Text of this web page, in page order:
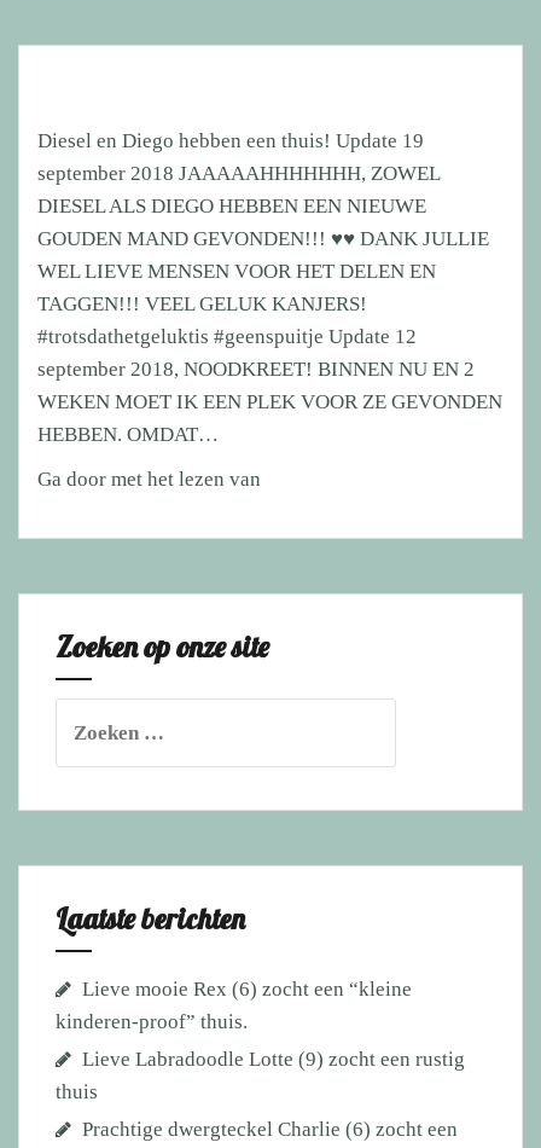
Diesel en Diego hebben een thuis! Update 19
september 2018 JAAAAAHHHHHHH, ZOWEL
DIESEL ALS DIEGO HEBBEN EEN NIEUWE
GOUDEN MAND GEVONDEN!!! ♥♥ DANK JULLIE
WEL LIEVE MENSEN VOOR HET DELEN EN
TAGGEN!!! VEEL GELUK KANJERS!
#trotsdathetgeluktis #geenspuitje Update 12
september 2018, NOODKREET! BINNEN NU EN 2
WEKEN MOET IK EEN PLEK VOOR ZE GEVONDEN
HEBBEN. OMDAT…
Ga door met het lezen van
Diego
thuis!
Zoeken op onze site
naar:
Laatste berichten
Lieve mooie Rex (6) zocht een “kleine
kinderen-proof” thuis.
Lieve Labradoodle Lotte (9) zocht een rustig
thuis
Prachtige dwergteckel Charlie (6) zocht een